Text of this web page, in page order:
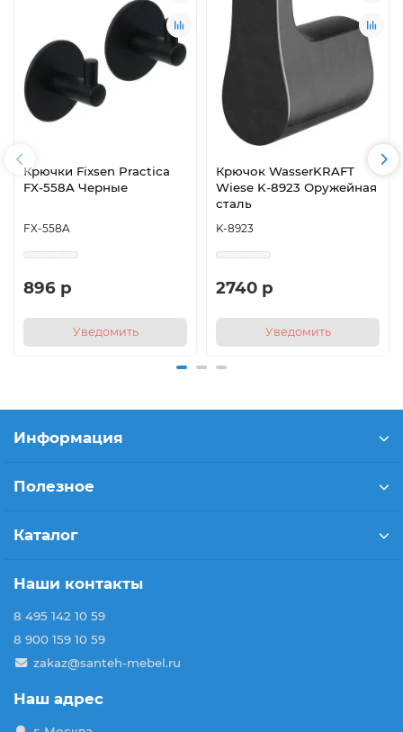
Крючки Fixsen Practica
FX-558A Черные
FX-558A
896 р
Уведомить
Крючок WasserKRAFT
Wiese K-8923 Оружейная
сталь
K-8923
2740 р
Уведомить
Информация
Полезное
Каталог
Наши контакты
8 495 142 10 59
8 900 159 10 59
zakaz@santeh-mebel.ru
Наш адрес